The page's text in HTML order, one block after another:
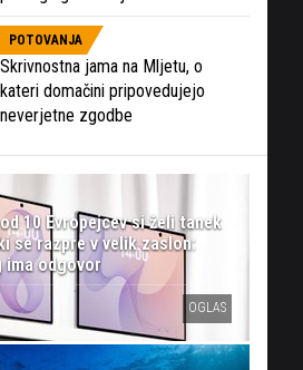
POTOVANJA
Skrivnostna jama na Mljetu, o
kateri domačini pripovedujejo
neverjetne zgodbe
10 Evropejcev si želi tanek
se razpre v velik zaslon:
ima odgovor
OGLAS